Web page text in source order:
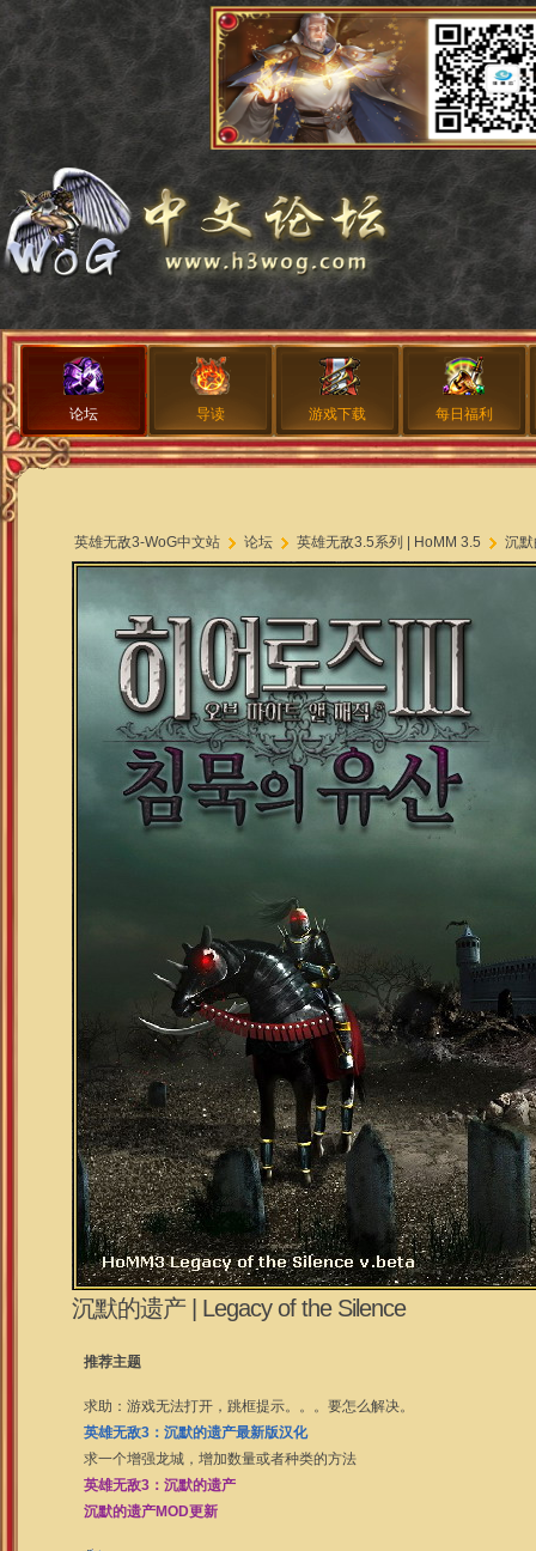
论坛 导读 游戏下载 每日福利
英雄无敌3-WoG中文站
»
论坛
›
英雄无敌3.5系列 | HoMM 3.5 沉
沉默的遗产 | Legacy of the Silence
推荐主题
求助：游戏无法打开，跳框提示。。。要怎么解决。
英雄无敌3：沉默的遗产最新版汉化
求一个增强龙城，增加数量或者种类的方法
英雄无敌3：沉默的遗产
沉默的遗产MOD更新